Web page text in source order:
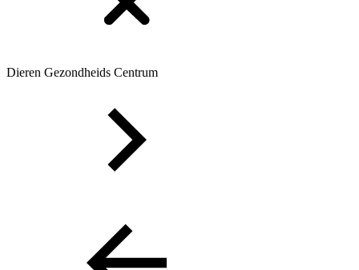
Dieren Gezondheids Centrum